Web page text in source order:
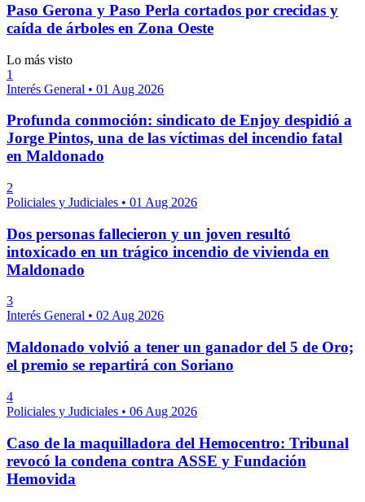
Paso Gerona y Paso Perla cortados por crecidas y
caída de árboles en Zona Oeste
Lo más visto
1
Interés General • 01 Aug 2026
Profunda conmoción: sindicato de Enjoy despidió a
Jorge Pintos, una de las víctimas del incendio fatal
en Maldonado
2
Policiales y Judiciales • 01 Aug 2026
Dos personas fallecieron y un joven resultó
intoxicado en un trágico incendio de vivienda en
Maldonado
3
Interés General • 02 Aug 2026
Maldonado volvió a tener un ganador del 5 de Oro;
el premio se repartirá con Soriano
4
Policiales y Judiciales • 06 Aug 2026
Caso de la maquilladora del Hemocentro: Tribunal
revocó la condena contra ASSE y Fundación
Hemovida